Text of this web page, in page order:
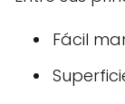
Fácil